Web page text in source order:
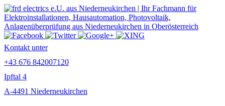
Kontakt unter
+43 676 842007120
Ipftal 4
A-4491 Niederneukirchen